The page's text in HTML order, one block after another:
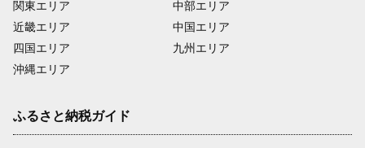
関東エリア
近畿エリア
四国エリア
沖縄エリア
中部エリア
中国エリア
九州エリア
ふるさと納税ガイド